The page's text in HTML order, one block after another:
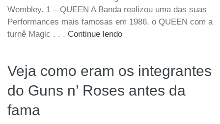
Wembley. 1 – QUEEN A Banda realizou uma das suas
Performances mais famosas em 1986, o QUEEN com a
turnê Magic . . . Continue lendo
Veja como eram os integrantes
do Guns n’ Roses antes da
fama